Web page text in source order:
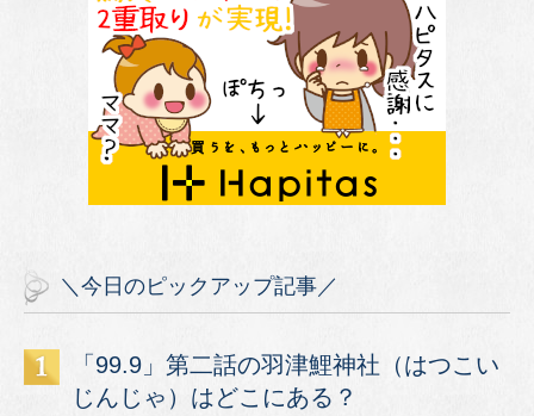
＼今日のピックアップ記事／
「99.9」第二話の羽津鯉神社（はつこい
じんじゃ）はどこにある？